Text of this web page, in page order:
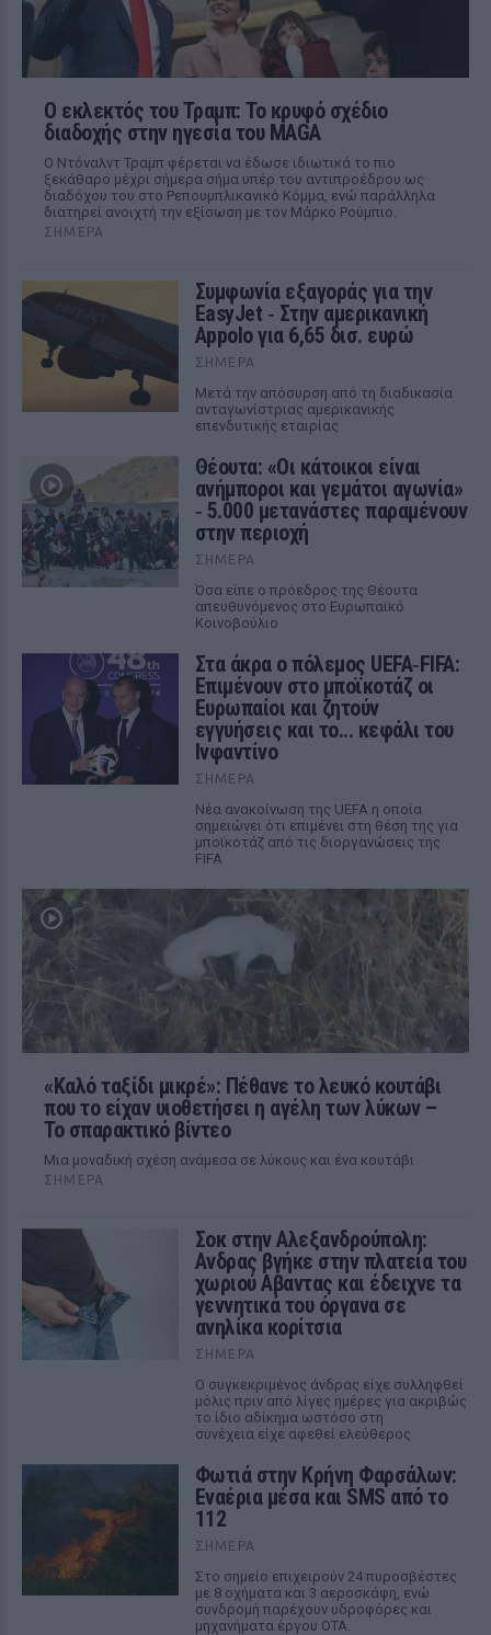
Ο εκλεκτός του Τραμπ: Το κρυφό σχέδιο
διαδοχής στην ηγεσία του MAGA
Ο Ντόναλντ Τραμπ φέρεται να έδωσε ιδιωτικά το πιο
ξεκάθαρο μέχρι σήμερα σήμα υπέρ του αντιπροέδρου ως
διαδόχου του στο Ρεπουμπλικανικό Κόμμα, ενώ παράλληλα
διατηρεί ανοιχτή την εξίσωση με τον Μάρκο Ρούμπιο.
ΣΉΜΕΡΑ
Συμφωνία εξαγοράς για την
EasyJet ‑ Στην αμερικανική
Appolo για 6,65 δισ. ευρώ
ΣΉΜΕΡΑ
Μετά την απόσυρση από τη διαδικασία
ανταγωνίστριας αμερικανικής
επενδυτικής εταιρίας
Θέουτα: «Οι κάτοικοι είναι
ανήμποροι και γεμάτοι αγωνία»
‑ 5.000 μετανάστες παραμένουν
στην περιοχή
ΣΉΜΕΡΑ
Όσα είπε ο πρόεδρος της Θέουτα
απευθυνόμενος στο Ευρωπαϊκό
Κοινοβούλιο
Στα άκρα ο πόλεμος UEFA‑FIFA:
Επιμένουν στο μποϊκοτάζ οι
Ευρωπαίοι και ζητούν
εγγυήσεις και το... κεφάλι του
Ινφαντίνο
ΣΉΜΕΡΑ
Νέα ανακοίνωση της UEFA η οποία
σημειώνει ότι επιμένει στη θέση της για
μποϊκοτάζ από τις διοργανώσεις της
FIFA
«Καλό ταξίδι μικρέ»: Πέθανε το λευκό κουτάβι
που το είχαν υιοθετήσει η αγέλη των λύκων –
Το σπαρακτικό βίντεο
Μια μοναδική σχέση ανάμεσα σε λύκους και ένα κουτάβι
ΣΉΜΕΡΑ
Σοκ στην Αλεξανδρούπολη:
Ανδρας βγήκε στην πλατεία του
χωριού Αβαντας και έδειχνε τα
γεννητικά του όργανα σε
ανηλίκα κορίτσια
ΣΉΜΕΡΑ
Ο συγκεκριμένος άνδρας είχε συλληφθεί
μόλις πριν από λίγες ημέρες για ακριβώς
το ίδιο αδίκημα ωστόσο στη
συνέχεια είχε αφεθεί ελεύθερος
Φωτιά στην Κρήνη Φαρσάλων:
Εναέρια μέσα και SMS από το
112
ΣΉΜΕΡΑ
Στο σημείο επιχειρούν 24 πυροσβέστες
με 8 οχήματα και 3 αεροσκάφη, ενώ
συνδρομή παρέχουν υδροφόρες και
μηχανήματα έργου ΟΤΑ.